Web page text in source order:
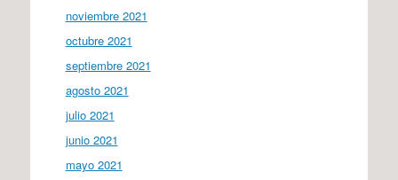
noviembre 2021
octubre 2021
septiembre 2021
agosto 2021
julio 2021
junio 2021
mayo 2021